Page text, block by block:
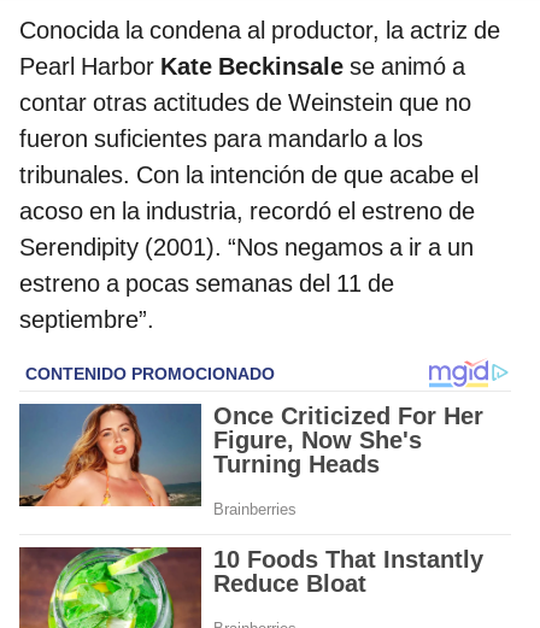
Conocida la condena al productor, la actriz de
Pearl Harbor Kate Beckinsale se animó a
contar otras actitudes de Weinstein que no
fueron suficientes para mandarlo a los
tribunales. Con la intención de que acabe el
acoso en la industria, recordó el estreno de
Serendipity (2001). “Nos negamos a ir a un
estreno a pocas semanas del 11 de
septiembre”.